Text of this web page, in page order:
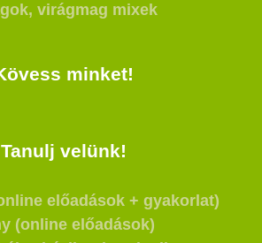
virágmag mixek
minket!
Tanulj velünk!
előadások + gyakorlat)
(online előadások)